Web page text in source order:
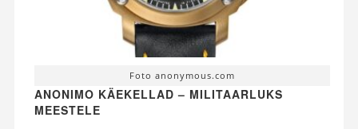
Foto anonymous.com
ANONIMO KÄEKELLAD – MILITAARLUKS
MEESTELE